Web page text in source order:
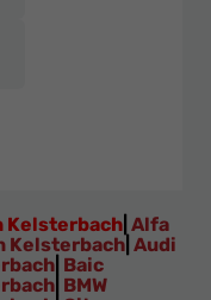
Kelsterbach Alfa
Kelsterbach Audi
Baic
BMW